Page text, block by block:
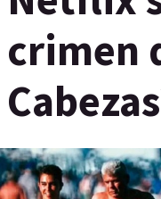
crimen